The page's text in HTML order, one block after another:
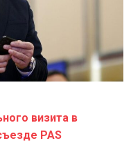
визита в
PAS